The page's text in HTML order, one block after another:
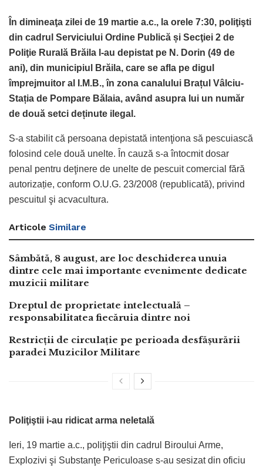
În dimineaţa zilei de 19 martie a.c., la orele 7:30, poliţişti
din cadrul Serviciului Ordine Publică și Secţiei 2 de
Poliţie Rurală Brăila l-au depistat pe N. Dorin (49 de
ani), din municipiul Brăila, care se afla pe digul
împrejmuitor al I.M.B., în zona canalului Brațul Vâlciu-
Stația de Pompare Bălaia, având asupra lui un număr
de două setci deținute ilegal.
S-a stabilit că persoana depistată intenţiona să pescuiască
folosind cele două unelte. În cauză s-a întocmit dosar
penal pentru deţinere de unelte de pescuit comercial fără
autorizație, conform O.U.G. 23/2008 (republicată), privind
pescuitul şi acvacultura.
Articole Similare
Sâmbătă, 8 august, are loc deschiderea unuia
dintre cele mai importante evenimente dedicate
muzicii militare
Dreptul de proprietate intelectuală –
responsabilitatea fiecăruia dintre noi
Restricții de circulație pe perioada desfășurării
paradei Muzicilor Militare
Poliţiştii i-au ridicat arma neletală
Ieri, 19 martie a.c., poliţiştii din cadrul Biroului Arme,
Explozivi şi Substanţe Periculoase s-au sesizat din oficiu